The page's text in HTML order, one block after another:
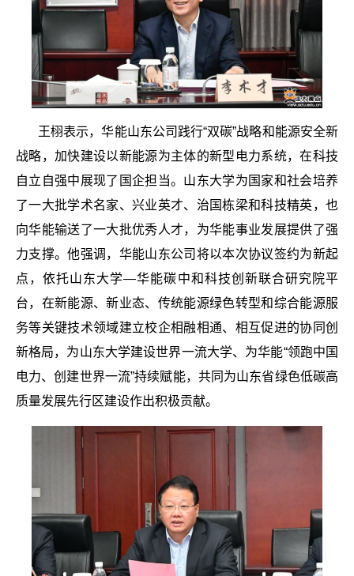
王栩表示，华能山东公司践行“双碳”战略和能源安全新
战略，加快建设以新能源为主体的新型电力系统，在科技
自立自强中展现了国企担当。山东大学为国家和社会培养
了一大批学术名家、兴业英才、治国栋梁和科技精英，也
向华能输送了一大批优秀人才，为华能事业发展提供了强
力支撑。他强调，华能山东公司将以本次协议签约为新起
点，依托山东大学—华能碳中和科技创新联合研究院平
台，在新能源、新业态、传统能源绿色转型和综合能源服
务等关键技术领域建立校企相融相通、相互促进的协同创
新格局，为山东大学建设世界一流大学、为华能“领跑中国
电力、创建世界一流”持续赋能，共同为山东省绿色低碳高
质量发展先行区建设作出积极贡献。